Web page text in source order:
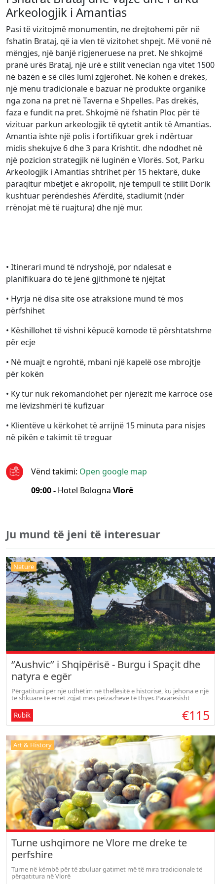
Arkeologjik i Amantias
Pasi të vizitojmë monumentin, ne drejtohemi për në
fshatin Brataj, që ia vlen të vizitohet shpejt. Më vonë në
mëngjes, një banjë rigjeneruese na pret. Ne shkojmë
pranë urës Brataj, një urë e stilit venecian nga vitet 1500
në bazën e së cilës lumi zgjerohet. Në kohën e drekës,
një menu tradicionale e bazuar në produkte organike
nga zona na pret në Taverna e Shpelles. Pas drekës,
faza e fundit na pret. Shkojmë në fshatin Ploc për të
vizituar parkun arkeologjik të qytetit antik të Amantias.
Amantia ishte një polis i fortifikuar grek i ndërtuar
midis shekujve 6 dhe 3 para Krishtit. dhe ndodhet në
një pozicion strategjik në luginën e Vlorës. Sot, Parku
Arkeologjik i Amantias shtrihet për 15 hektarë, duke
paraqitur mbetjet e akropolit, një tempull të stilit Dorik
kushtuar perëndeshës Afërditë, stadiumit (ndër
rrënojat më të ruajtura) dhe një mur.
• Itinerari mund të ndryshojë, por ndalesat e
planifikuara do të jenë gjithmonë të njëjtat
• Hyrja në disa site ose atraksione mund të mos
përfshihet
• Këshillohet të vishni këpucë komode të përshtatshme
për ecje
• Në muajt e ngrohtë, mbani një kapelë ose mbrojtje
për kokën
• Ky tur nuk rekomandohet për njerëzit me karrocë ose
me lëvizshmëri të kufizuar
• Klientëve u kërkohet të arrijnë 15 minuta para nisjes
në pikën e takimit të treguar
Vënd takimi: Open google map
09:00 - Hotel Bologna Vlorë
Ju mund të jeni të interesuar
Nature
‘’Aushvic’’ i Shqipërisë - Burgu i Spaçit dhe
natyra e egër
Përgatituni për një udhëtim në thellësitë e historisë, ku jehona e një
të shkuare të errët zgjat mes peizazheve të thyer. Pavarësisht
ngjite
Rubik €115
Art & History
Turne ushqimore ne Vlore me dreke te
perfshire
Turne në këmbë për të zbuluar gatimet më të mira tradicionale të
përgatitura në Vlorë